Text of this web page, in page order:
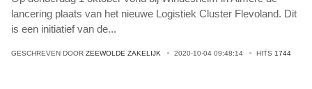
lancering plaats van het nieuwe Logistiek Cluster Flevoland. Dit
is een initiatief van de...
GESCHREVEN DOOR ZEEWOLDE ZAKELIJK 2020-10-04 09:48:14 HITS 1744